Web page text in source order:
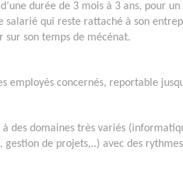
durée de 3 mois à 3 ans, pour
qui reste rattaché à son
sur son temps de mécénat.
employés concernés, reportable
à des domaines très variés
de projets,..) avec des